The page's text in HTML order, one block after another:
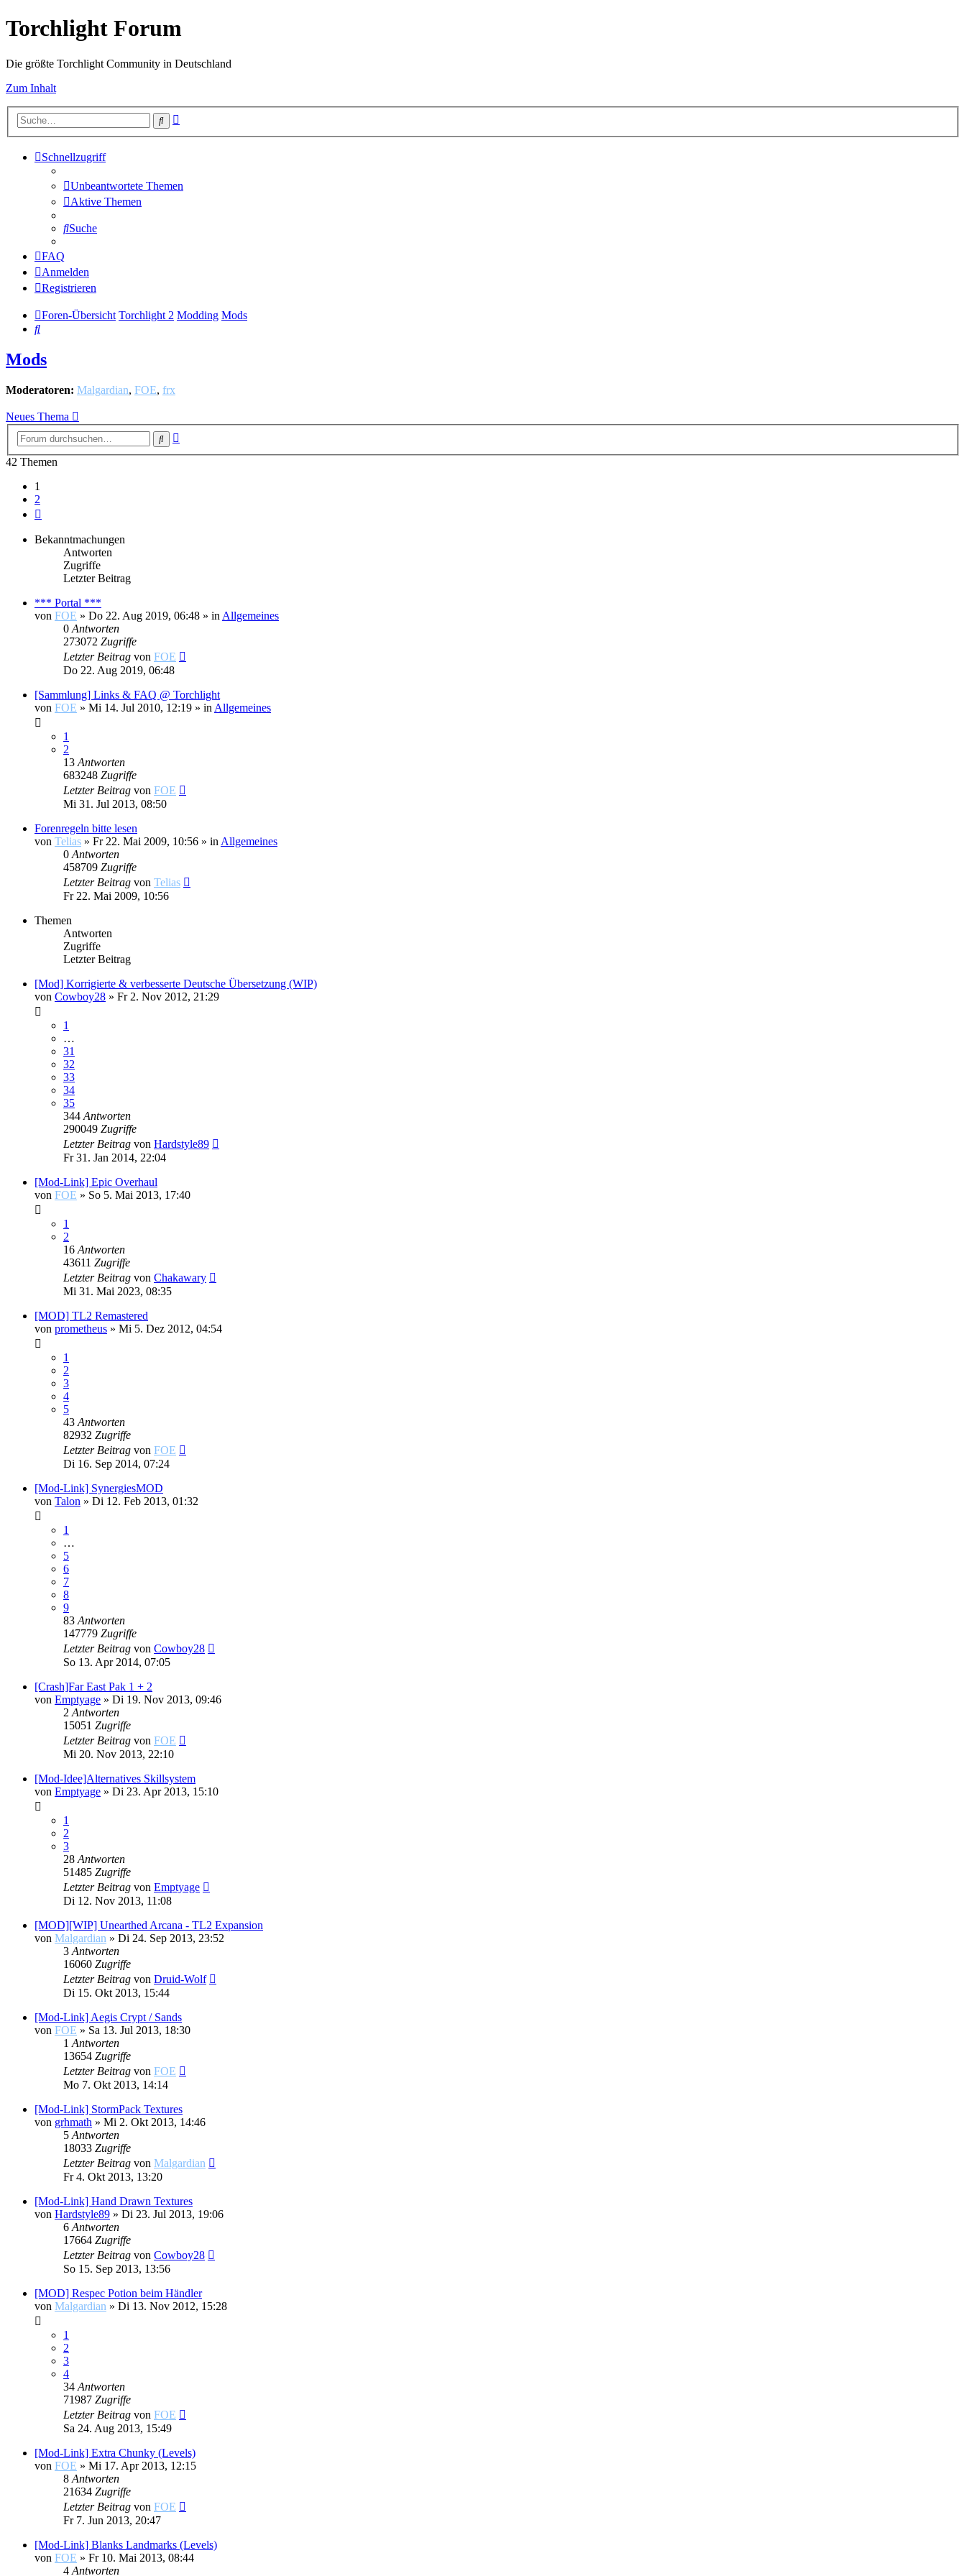
Torchlight Forum
Die größte Torchlight Community in Deutschland
Zum Inhalt
Suche
Schnellzugriff
Unbeantwortete Themen
Aktive Themen
Suche
FAQ
Anmelden
Registrieren
Foren-Übersicht Torchlight 2 Modding Mods
Suche
Mods
Moderatoren: Malgardian, FOE, frx
Neues Thema
Suche
42 Themen
1
2
Bekanntmachungen
Antworten
Zugriffe
Letzter Beitrag
*** Portal ***
von FOE » Do 22. Aug 2019, 06:48 » in Allgemeines
0 Antworten
273072 Zugriffe
Letzter Beitrag von FOE
Do 22. Aug 2019, 06:48
[Sammlung] Links & FAQ @ Torchlight
von FOE » Mi 14. Jul 2010, 12:19 » in Allgemeines
1
2
13 Antworten
683248 Zugriffe
Letzter Beitrag von FOE
Mi 31. Jul 2013, 08:50
Forenregeln bitte lesen
von Telias » Fr 22. Mai 2009, 10:56 » in Allgemeines
0 Antworten
458709 Zugriffe
Letzter Beitrag von Telias
Fr 22. Mai 2009, 10:56
Themen
Antworten
Zugriffe
Letzter Beitrag
[Mod] Korrigierte & verbesserte Deutsche Übersetzung (WIP)
von Cowboy28 » Fr 2. Nov 2012, 21:29
1
…
31
32
33
34
35
344 Antworten
290049 Zugriffe
Letzter Beitrag von Hardstyle89
Fr 31. Jan 2014, 22:04
[Mod-Link] Epic Overhaul
von FOE » So 5. Mai 2013, 17:40
1
2
16 Antworten
43611 Zugriffe
Letzter Beitrag von Chakawary
Mi 31. Mai 2023, 08:35
[MOD] TL2 Remastered
von prometheus » Mi 5. Dez 2012, 04:54
1
2
3
4
5
43 Antworten
82932 Zugriffe
Letzter Beitrag von FOE
Di 16. Sep 2014, 07:24
[Mod-Link] SynergiesMOD
von Talon » Di 12. Feb 2013, 01:32
1
…
5
6
7
8
9
83 Antworten
147779 Zugriffe
Letzter Beitrag von Cowboy28
So 13. Apr 2014, 07:05
[Crash]Far East Pak 1 + 2
von Emptyage » Di 19. Nov 2013, 09:46
2 Antworten
15051 Zugriffe
Letzter Beitrag von FOE
Mi 20. Nov 2013, 22:10
[Mod-Idee]Alternatives Skillsystem
von Emptyage » Di 23. Apr 2013, 15:10
1
2
3
28 Antworten
51485 Zugriffe
Letzter Beitrag von Emptyage
Di 12. Nov 2013, 11:08
[MOD][WIP] Unearthed Arcana - TL2 Expansion
von Malgardian » Di 24. Sep 2013, 23:52
3 Antworten
16060 Zugriffe
Letzter Beitrag von Druid-Wolf
Di 15. Okt 2013, 15:44
[Mod-Link] Aegis Crypt / Sands
von FOE » Sa 13. Jul 2013, 18:30
1 Antworten
13654 Zugriffe
Letzter Beitrag von FOE
Mo 7. Okt 2013, 14:14
[Mod-Link] StormPack Textures
von grhmath » Mi 2. Okt 2013, 14:46
5 Antworten
18033 Zugriffe
Letzter Beitrag von Malgardian
Fr 4. Okt 2013, 13:20
[Mod-Link] Hand Drawn Textures
von Hardstyle89 » Di 23. Jul 2013, 19:06
6 Antworten
17664 Zugriffe
Letzter Beitrag von Cowboy28
So 15. Sep 2013, 13:56
[MOD] Respec Potion beim Händler
von Malgardian » Di 13. Nov 2012, 15:28
1
2
3
4
34 Antworten
71987 Zugriffe
Letzter Beitrag von FOE
Sa 24. Aug 2013, 15:49
[Mod-Link] Extra Chunky (Levels)
von FOE » Mi 17. Apr 2013, 12:15
8 Antworten
21634 Zugriffe
Letzter Beitrag von FOE
Fr 7. Jun 2013, 20:47
[Mod-Link] Blanks Landmarks (Levels)
von FOE » Fr 10. Mai 2013, 08:44
4 Antworten